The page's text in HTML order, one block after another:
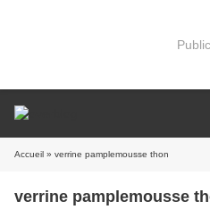
Accueil » verrine pamplemousse thon
verrine pamplemousse